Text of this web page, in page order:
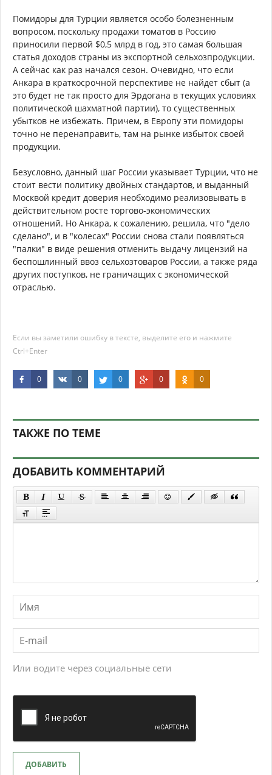
Помидоры для Турции является особо болезненным
вопросом, поскольку продажи томатов в Россию
приносили первой $0,5 млрд в год, это самая большая
статья доходов страны из экспортной сельхозпродукции.
А сейчас как раз начался сезон. Очевидно, что если
Анкара в краткосрочной перспективе не найдет сбыт (а
это будет не так просто для Эрдогана в текущих условиях
политической шахматной партии), то существенных
убытков не избежать. Причем, в Европу эти помидоры
точно не перенаправить, там на рынке избыток своей
продукции.
Безусловно, данный шаг России указывает Турции, что не
стоит вести политику двойных стандартов, и выданный
Москвой кредит доверия необходимо реализовывать в
действительном росте торгово-экономических
отношений. Но Анкара, к сожалению, решила, что "дело
сделано", и в "колесах" России снова стали появляться
"палки" в виде решения отменить выдачу лицензий на
беспошлинный ввоз сельхозтоваров России, а также ряда
других поступков, не граничащих с экономической
отраслью.
Если вы заметили ошибку в тексте, выделите его и нажмите
Ctrl+Enter
0 0 0 0 0
ТАКЖЕ ПО ТЕМЕ
ДОБАВИТЬ КОММЕНТАРИЙ
Или водите через социальные сети
ДОБАВИТЬ